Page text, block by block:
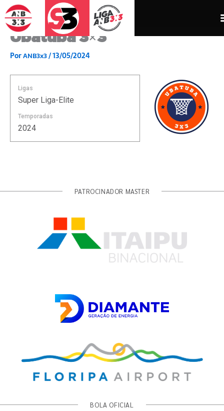
para
conteúdo
Ubatuba 3×3
PorANB3x3/13/05/2024
Ligas
Super Liga-Elite
Temporadas
2024
PATROCINADOR MASTER
BOLA OFICIAL